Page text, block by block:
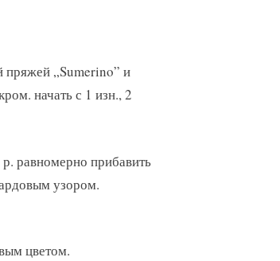
„Sumerino” и
начать с 1 изн., 2
равномерно прибавить
узором.
цветом.